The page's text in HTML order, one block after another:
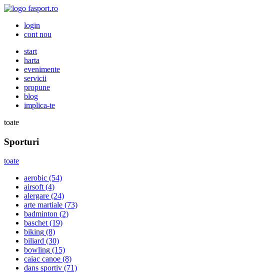
login
cont nou
start
harta
evenimente
servicii
propune
blog
implica-te
toate
Sporturi
toate
aerobic (54)
airsoft(4)
alergare (24)
arte martiale (73)
badminton (2)
baschet(19)
biking (8)
biliard (30)
bowling (15)
caiac canoe (8)
dans sportiv (71)